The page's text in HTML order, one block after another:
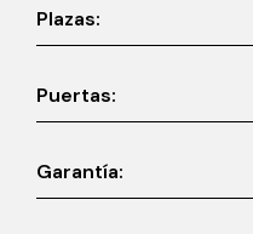
Plazas:
Puertas:
Garantía: